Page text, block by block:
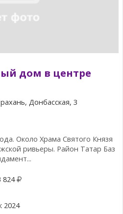
дом в центре
Донбасская, 3
Около Храма Святого Князя
ривьеры. Район Татар Баз
824
2024